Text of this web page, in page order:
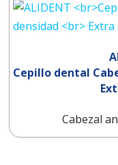
Cepillo dental
Cabezal